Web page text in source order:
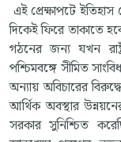
এই প্রেক্ষাপটে
দিকেই ফিরে তাকাতে
গঠনের জন্য যখন
পশ্চিমবঙ্গে সীমিত
অন্যায় অবিচারের
আর্থিক অবস্থার
সরকার সুনিশ্চিত